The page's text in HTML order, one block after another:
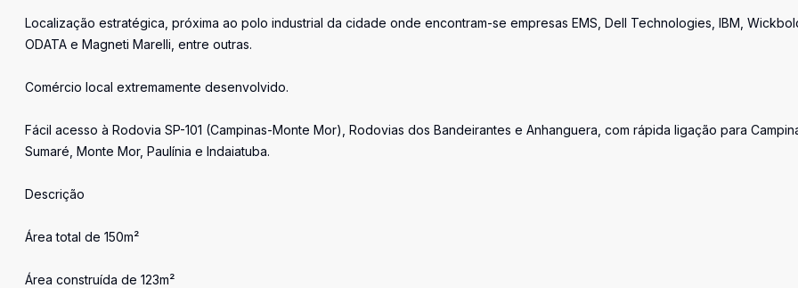
Localização estratégica, próxima ao polo industrial da cidade onde encontram-se empresas EMS, Dell Technologies, IBM,
ODATA e Magneti Marelli, entre outras.
Comércio local extremamente desenvolvido.
Fácil acesso à Rodovia SP-101 (Campinas-Monte Mor), Rodovias dos Bandeirantes e Anhanguera, com rápida ligação para
Sumaré, Monte Mor, Paulínia e Indaiatuba.
Descrição
Área total de 150m²
Área construída de 123m²